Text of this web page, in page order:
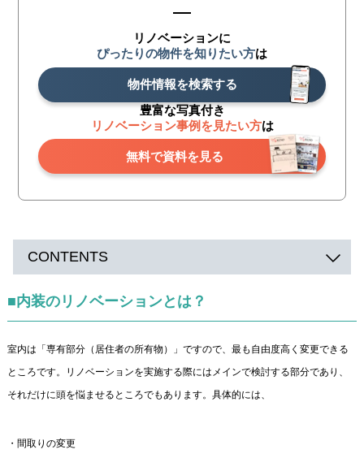
リノベーションに
ぴったりの物件を知りたい方は
物件情報を検索する
豊富な写真付き
リノベーション事例を見たい方は
無料で資料を見る
CONTENTS
■内装のリノベーションとは？
室内は「専有部分（居住者の所有物）」ですので、最も自由度高く変更できる
ところです。リノベーションを実施する際にはメインで検討する部分であり、
それだけに頭を悩ませるところでもあります。具体的には、
・間取りの変更